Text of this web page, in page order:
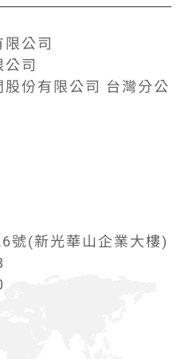
公司
司
份有限公司 台灣分公
號(新光華山企業大樓)